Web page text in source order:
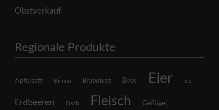
Obstverkauf
Regionale Produkte
Apfelsaft Birnen Bratwurst Brot Eier Eis
Erdbeeren Fisch Fleisch Geflügel